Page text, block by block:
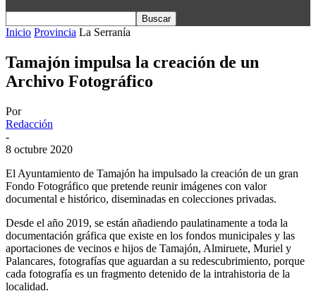
Inicio Provincia La Serranía
Tamajón impulsa la creación de un
Archivo Fotográfico
Por
Redacción
-
8 octubre 2020
El Ayuntamiento de Tamajón ha impulsado la creación de un gran
Fondo Fotográfico que pretende reunir imágenes con valor
documental e histórico, diseminadas en colecciones privadas.
Desde el año 2019, se están añadiendo paulatinamente a toda la
documentación gráfica que existe en los fondos municipales y las
aportaciones de vecinos e hijos de Tamajón, Almiruete, Muriel y
Palancares, fotografías que aguardan a su redescubrimiento, porque
cada fotografía es un fragmento detenido de la intrahistoria de la
localidad.